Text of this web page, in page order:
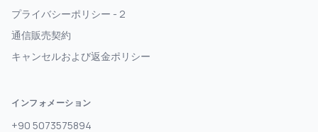
プライバシーポリシー - 2
通信販売契約
キャンセルおよび返金ポリシー
インフォメーション
+90 5073575894